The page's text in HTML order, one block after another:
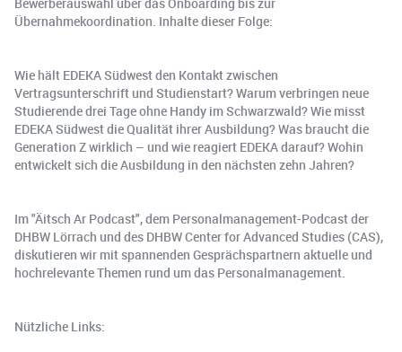
Übernahmekoordination. Inhalte dieser Folge:
Wie hält EDEKA Südwest den Kontakt zwischen
Vertragsunterschrift und Studienstart? Warum verbringen neue
Studierende drei Tage ohne Handy im Schwarzwald? Wie misst
EDEKA Südwest die Qualität ihrer Ausbildung? Was braucht die
Generation Z wirklich – und wie reagiert EDEKA darauf? Wohin
entwickelt sich die Ausbildung in den nächsten zehn Jahren?
Im "Äitsch Ar Podcast", dem Personalmanagement-Podcast der
DHBW Lörrach und des DHBW Center for Advanced Studies (CAS),
diskutieren wir mit spannenden Gesprächspartnern aktuelle und
hochrelevante Themen rund um das Personalmanagement.
Nützliche Links: